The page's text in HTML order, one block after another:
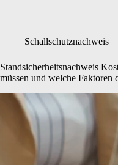
Schallschutznachweis
Standsicherheitsnachweis
müssen und welche Faktoren